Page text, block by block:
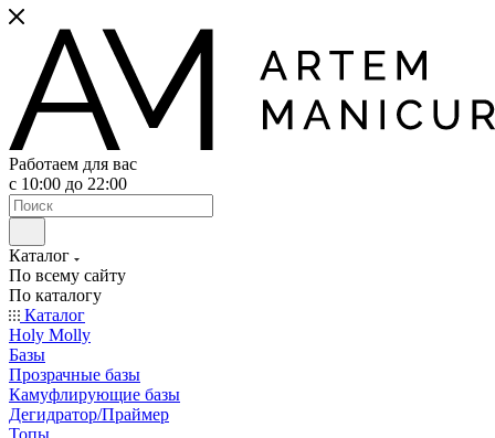
Работаем для вас
с 10:00 до 22:00
Каталог
По всему сайту
По каталогу
Каталог
Holy Molly
Базы
Прозрачные базы
Камуфлирующие базы
Дегидратор/Праймер
Топы